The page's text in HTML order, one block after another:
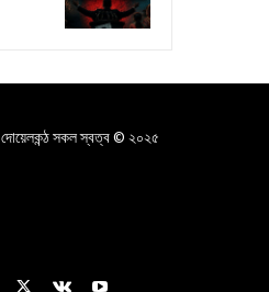
দোয়েলকন্ঠ সকল স্বত্ব © ২০২৫